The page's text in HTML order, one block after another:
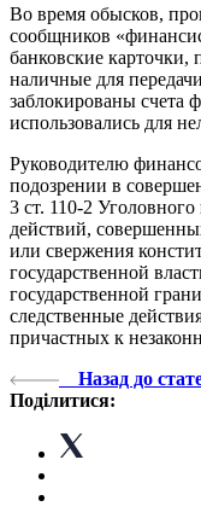
Во время обысков,
сообщников
банковские карточки,
наличные для
заблокированы счета
использовались для
Руководителю
подозрении в
3 ст. 110-2
действий,
или свержения
государственной
государственной
следственные
причастных к
Назад до
Поділитися: